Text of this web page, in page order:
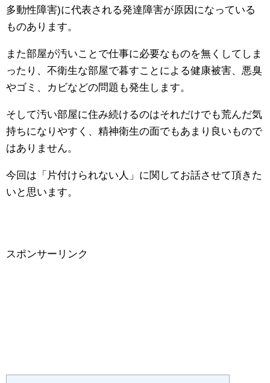
多動性障害)に代表される発達障害が原因になっている
ものあります。
また部屋が汚いことで仕事に必要なものを無くしてしま
ったり、不衛生な部屋で暮すことによる健康被害、悪臭
やゴミ、カビなどの問題も発生します。
そして汚い部屋に住み続けるのはそれだけでも荒んだ気
持ちになりやすく、精神衛生の面でもあまり良いもので
はありません。
今回は「片付けられない人」に関してお話させて頂きた
いと思います。
スポンサーリンク